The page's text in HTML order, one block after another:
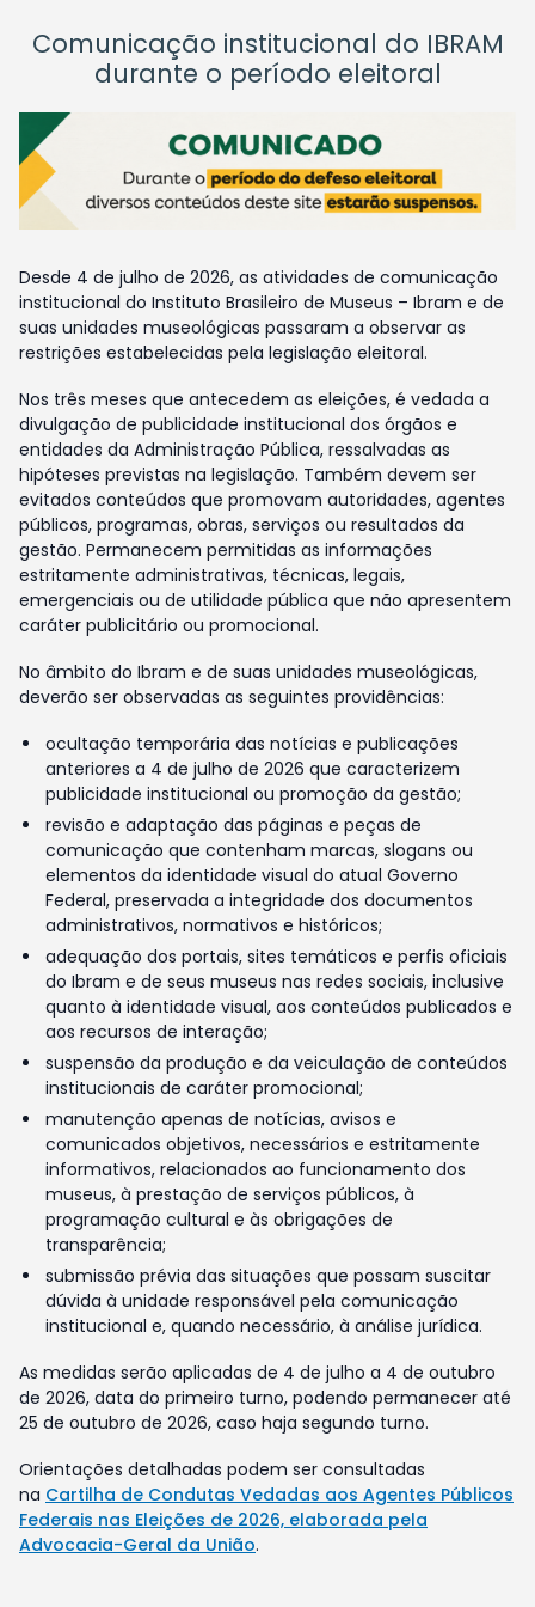
Comunicação institucional do IBRAM
durante o período eleitoral
Desde 4 de julho de 2026, as atividades de comunicação
institucional do Instituto Brasileiro de Museus – Ibram e de
suas unidades museológicas passaram a observar as
restrições estabelecidas pela legislação eleitoral.
Nos três meses que antecedem as eleições, é vedada a
divulgação de publicidade institucional dos órgãos e
entidades da Administração Pública, ressalvadas as
hipóteses previstas na legislação. Também devem ser
evitados conteúdos que promovam autoridades, agentes
públicos, programas, obras, serviços ou resultados da
gestão. Permanecem permitidas as informações
estritamente administrativas, técnicas, legais,
emergenciais ou de utilidade pública que não apresentem
caráter publicitário ou promocional.
No âmbito do Ibram e de suas unidades museológicas,
deverão ser observadas as seguintes providências:
ocultação temporária das notícias e publicações
anteriores a 4 de julho de 2026 que caracterizem
publicidade institucional ou promoção da gestão;
revisão e adaptação das páginas e peças de
comunicação que contenham marcas, slogans ou
elementos da identidade visual do atual Governo
Federal, preservada a integridade dos documentos
administrativos, normativos e históricos;
adequação dos portais, sites temáticos e perfis oficiais
do Ibram e de seus museus nas redes sociais, inclusive
quanto à identidade visual, aos conteúdos publicados e
aos recursos de interação;
suspensão da produção e da veiculação de conteúdos
institucionais de caráter promocional;
manutenção apenas de notícias, avisos e
comunicados objetivos, necessários e estritamente
informativos, relacionados ao funcionamento dos
museus, à prestação de serviços públicos, à
programação cultural e às obrigações de
transparência;
submissão prévia das situações que possam suscitar
dúvida à unidade responsável pela comunicação
institucional e, quando necessário, à análise jurídica.
As medidas serão aplicadas de 4 de julho a 4 de outubro
de 2026, data do primeiro turno, podendo permanecer até
25 de outubro de 2026, caso haja segundo turno.
Orientações detalhadas podem ser consultadas
na Cartilha de Condutas Vedadas aos Agentes Públicos
Federais nas Eleições de 2026, elaborada pela
Advocacia-Geral da União.